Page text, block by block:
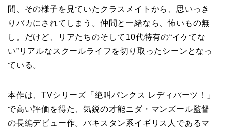
間、その様子を見ていたクラスメイトから、思いっき
りバカにされてしまう。仲間と一緒なら、怖いもの無
し。だけど、リアたちのそして10代特有の“イケてな
い”リアルなスクールライフを切り取ったシーンとなっ
ている。
本作は、TVシリーズ「絶叫パンクス レディパーツ！」
で高い評価を得た、気鋭の才能ニダ・マンズール監督
の長編デビュー作。パキスタン系イギリス人であるマ